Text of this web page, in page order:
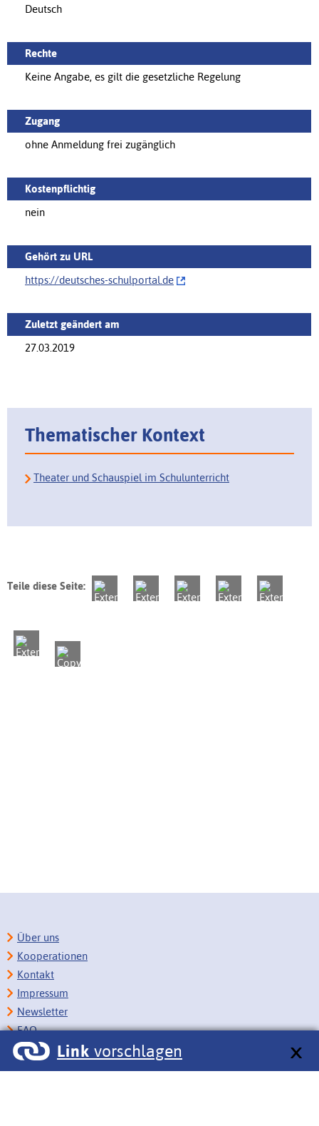
Deutsch
Rechte
Keine Angabe, es gilt die gesetzliche Regelung
Zugang
ohne Anmeldung frei zugänglich
Kostenpflichtig
nein
Gehört zu URL
https://‌deutsches-schulportal.de
Zuletzt geändert am
27.03.2019
Thematischer Kontext
Theater und Schauspiel im Schulunterricht
Teile diese Seite:
Link vorschlagen
Über uns
Kooperationen
Kontakt
Impressum
Newsletter
FAQ
Copyright